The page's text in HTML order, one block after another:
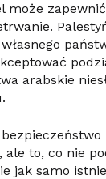
może
arabskie
ale to, co nie
jak samo